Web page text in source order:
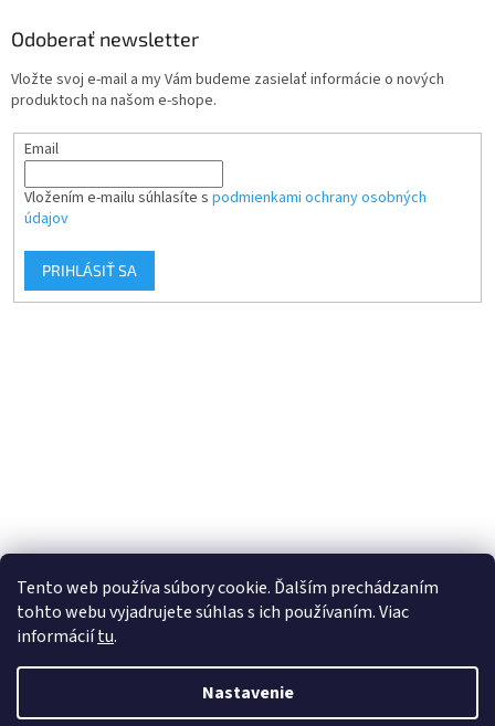
Tento web používa súbory cookie. Ďalším prechádzaním
tohto webu vyjadrujete súhlas s ich používaním. Viac
informáciítu.
Nastavenie
Odoberať newsletter
Vložte svoj e-mail a my Vám budeme zasielať informácie o nových
produktoch na našom e-shope.
Email
Vložením e-mailu súhlasíte s podmienkami ochrany osobných
údajov
PRIHLÁSIŤ SA